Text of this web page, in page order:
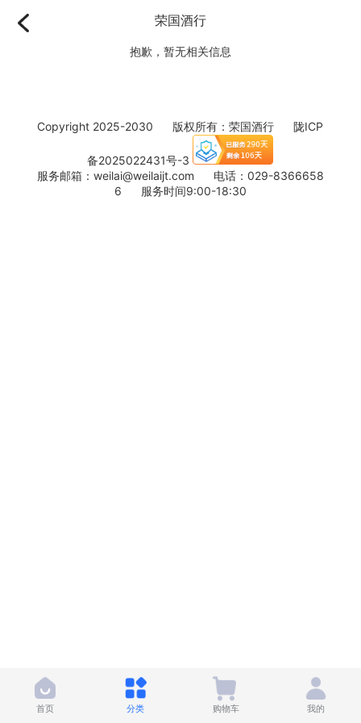
荣国酒行
抱歉，暂无相关信息
Copyright 2025-2030 版权所有：荣国酒行陇ICP
备2025022431号-3
服务邮箱：weilai@weilaijt.com 电话：029-8366658
6 服务时间9:00-18:30
首页 分类 购物车 我的